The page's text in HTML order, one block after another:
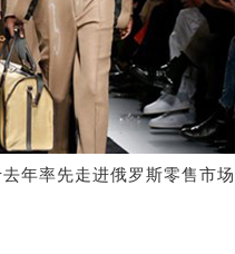
年率先走进俄罗斯零售市场